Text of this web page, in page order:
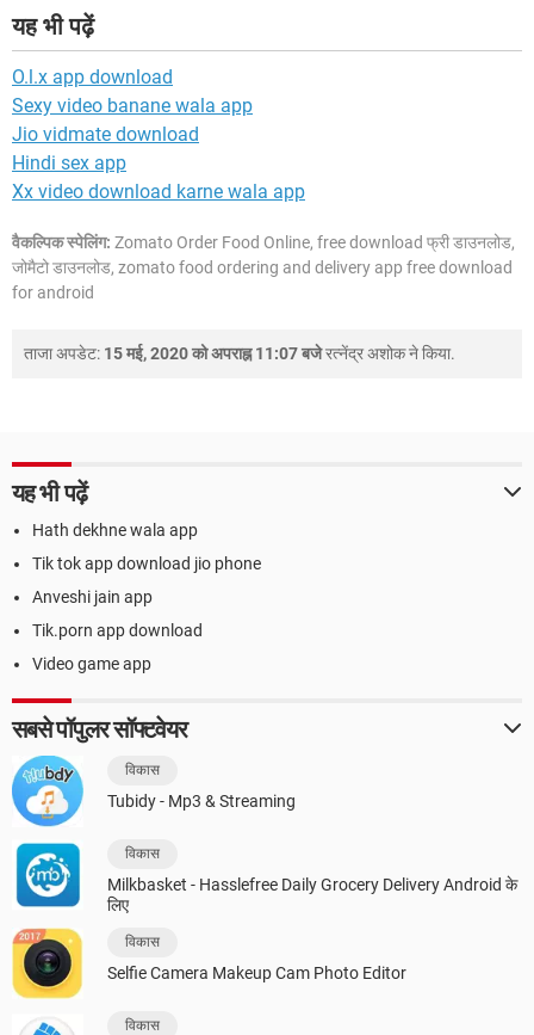
यह भी पढ़ें
O.l.x app download
Sexy video banane wala app
Jio vidmate download
Hindi sex app
Xx video download karne wala app
वैकल्पिक स्पेलिंग: Zomato Order Food Online, free download फ्री डाउनलोड,
जोमैटो डाउनलोड, zomato food ordering and delivery app free download
for android
ताजा अपडेट: 15 मई, 2020 को अपराह्न 11:07 बजेरत्नेंद्र अशोकने किया.
यह भी पढ़ें
Hath dekhne wala app
Tik tok app download jio phone
Anveshi jain app
Tik.porn app download
Video game app
सबसे पॉपुलर सॉफ्टवेयर
विकास
Tubidy - Mp3 & Streaming
विकास
Milkbasket - Hasslefree Daily Grocery Delivery Android के
लिए
विकास
Selfie Camera Makeup Cam Photo Editor
विकास